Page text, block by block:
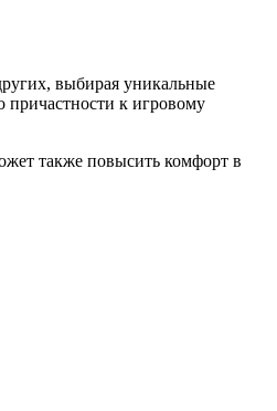
выбирая уникальные
причастности к игровому
также повысить комфорт в